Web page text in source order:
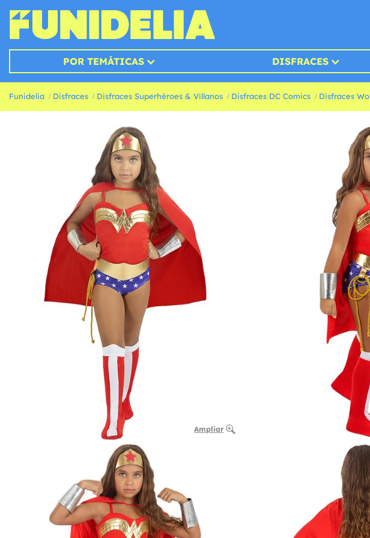
POR TEMÁTICAS DISFRACES
Funidelia Disfraces Disfraces Superhéroes & Villanos Disfraces DC Comics Disfraces
Ampliar